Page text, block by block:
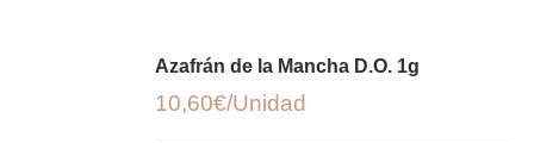
Azafrán de la Mancha D.O. 1g
10,60€